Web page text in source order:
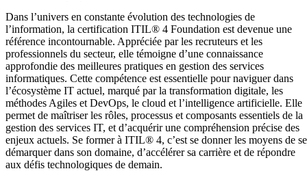
Dans l’univers en constante évolution des technologies de
l’information, la certification ITIL® 4 Foundation est devenue une
référence incontournable. Appréciée par les recruteurs et les
professionnels du secteur, elle témoigne d’une connaissance
approfondie des meilleures pratiques en gestion des services
informatiques. Cette compétence est essentielle pour naviguer dans
l’écosystème IT actuel, marqué par la transformation digitale, les
méthodes Agiles et DevOps, le cloud et l’intelligence artificielle. Elle
permet de maîtriser les rôles, processus et composants essentiels de la
gestion des services IT, et d’acquérir une compréhension précise des
enjeux actuels. Se former à ITIL® 4, c’est se donner les moyens de se
démarquer dans son domaine, d’accélérer sa carrière et de répondre
aux défis technologiques de demain.